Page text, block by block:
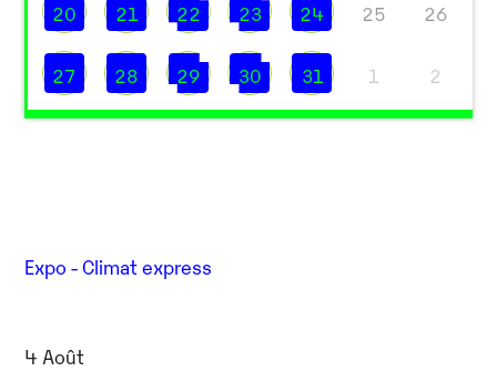
20 21 22 23 24 25 26
27 28 29 30 31 1 2
Expo - Climat express
4 Août